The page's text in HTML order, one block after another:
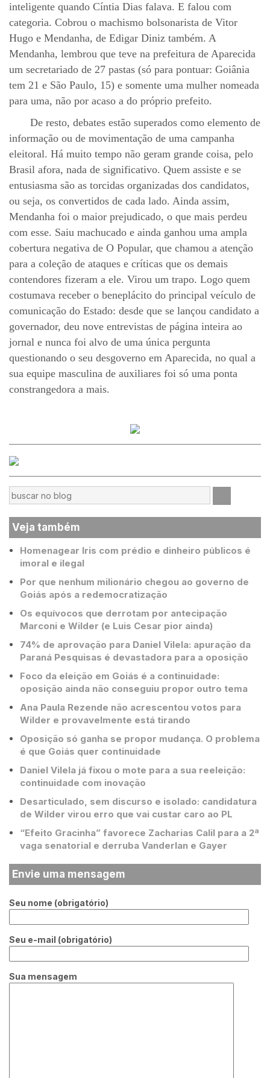
inteligente quando Cíntia Dias falava. E falou com
categoria. Cobrou o machismo bolsonarista de Vitor
Hugo e Mendanha, de Edigar Diniz também. A
Mendanha, lembrou que teve na prefeitura de Aparecida
um secretariado de 27 pastas (só para pontuar: Goiânia
tem 21 e São Paulo, 15) e somente uma mulher nomeada
para uma, não por acaso a do próprio prefeito.
De resto, debates estão superados como elemento de
informação ou de movimentação de uma campanha
eleitoral. Há muito tempo não geram grande coisa, pelo
Brasil afora, nada de significativo. Quem assiste e se
entusiasma são as torcidas organizadas dos candidatos,
ou seja, os convertidos de cada lado. Ainda assim,
Mendanha foi o maior prejudicado, o que mais perdeu
com esse. Saiu machucado e ainda ganhou uma ampla
cobertura negativa de O Popular, que chamou a atenção
para a coleção de ataques e críticas que os demais
contendores fizeram a ele. Virou um trapo. Logo quem
costumava receber o beneplácito do principal veículo de
comunicação do Estado: desde que se lançou candidato a
governador, deu nove entrevistas de página inteira ao
jornal e nunca foi alvo de uma única pergunta
questionando o seu desgoverno em Aparecida, no qual a
sua equipe masculina de auxiliares foi só uma ponta
constrangedora a mais.
Veja também
Homenagear Iris com prédio e dinheiro públicos é
imoral e ilegal
Por que nenhum milionário chegou ao governo de
Goiás após a redemocratização
Os equívocos que derrotam por antecipação
Marconi e Wilder (e Luis Cesar pior ainda)
74% de aprovação para Daniel Vilela: apuração da
Paraná Pesquisas é devastadora para a oposição
Foco da eleição em Goiás é a continuidade:
oposição ainda não conseguiu propor outro tema
Ana Paula Rezende não acrescentou votos para
Wilder e provavelmente está tirando
Oposição só ganha se propor mudança. O problema
é que Goiás quer continuidade
Daniel Vilela já fixou o mote para a sua reeleição:
continuidade com inovação
Desarticulado, sem discurso e isolado: candidatura
de Wilder virou erro que vai custar caro ao PL
“Efeito Gracinha” favorece Zacharias Calil para a 2ª
vaga senatorial e derruba Vanderlan e Gayer
Envie uma mensagem
Seu nome (obrigatório)
Seu e-mail (obrigatório)
Sua mensagem